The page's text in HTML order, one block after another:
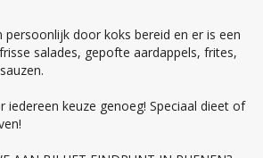
persoonlijk door koks bereid en er is een
salades, gepofte aardappels, frites,
iedereen keuze genoeg! Speciaal dieet of